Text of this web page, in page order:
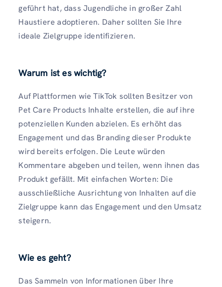
geführt hat, dass Jugendliche in großer Zahl
Haustiere adoptieren. Daher sollten Sie Ihre
ideale Zielgruppe identifizieren.
Warum ist es wichtig?
Auf Plattformen wie TikTok sollten Besitzer von
Pet Care Products Inhalte erstellen, die auf ihre
potenziellen Kunden abzielen. Es erhöht das
Engagement und das Branding dieser Produkte
wird bereits erfolgen. Die Leute würden
Kommentare abgeben und teilen, wenn ihnen das
Produkt gefällt. Mit einfachen Worten: Die
ausschließliche Ausrichtung von Inhalten auf die
Zielgruppe kann das Engagement und den Umsatz
steigern.
Wie es geht?
Das Sammeln von Informationen über Ihre